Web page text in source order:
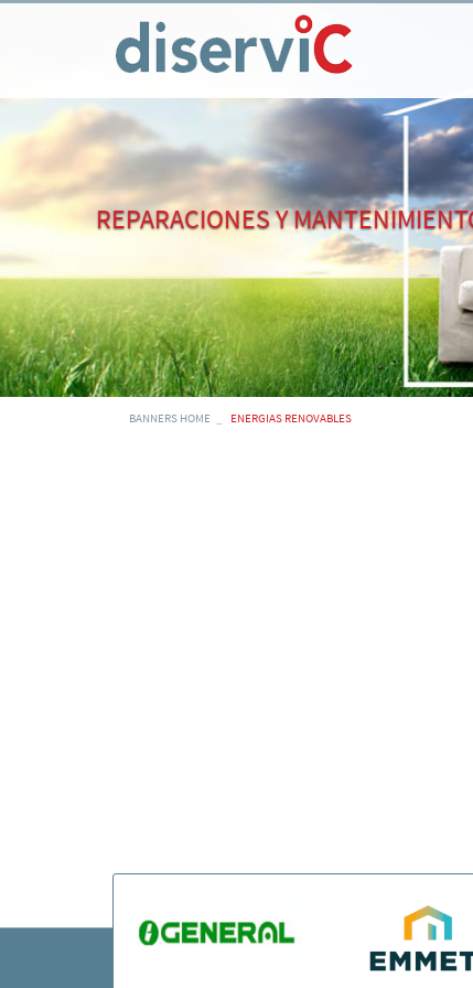
REPARACIONES Y
BANNERS HOME ENERGIAS RENOVABLES